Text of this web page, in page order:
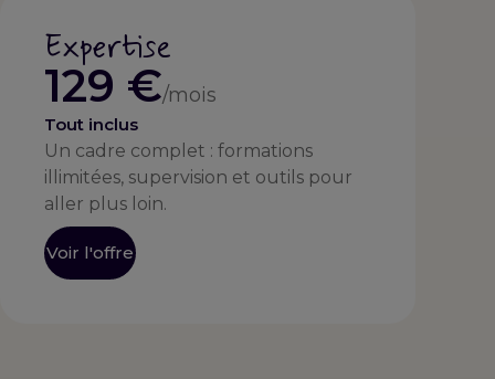
Expertise
129 €/mois
Tout inclus
Un cadre complet : formations
illimitées, supervision et outils pour
aller plus loin.
Voir l'offre